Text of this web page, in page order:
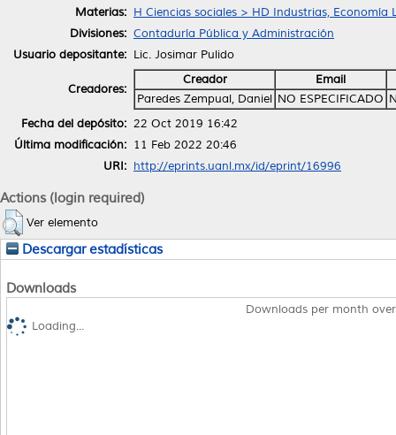
Materias: H Ciencias sociales > HD Industrias, Economía
Divisiones: Contaduría Pública y Administración
Usuario depositante: Lic. Josimar Pulido
Creadores:
Creador
Email
Paredes Zempual, Daniel NO ESPECIFICADO
Fecha del depósito: 22 Oct 2019 16:42
Última modificación: 11 Feb 2022 20:46
URI: http://eprints.uanl.mx/id/eprint/16996
Actions (login required)
Ver elemento
Descargar estadísticas
Downloads
Downloads per month
Loading...